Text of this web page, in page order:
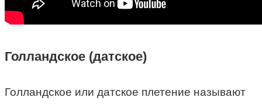
Голландское (датское)
Голландское или датское плетение называют